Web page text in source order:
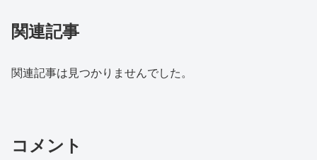
関連記事
関連記事は見つかりませんでした。
コメント